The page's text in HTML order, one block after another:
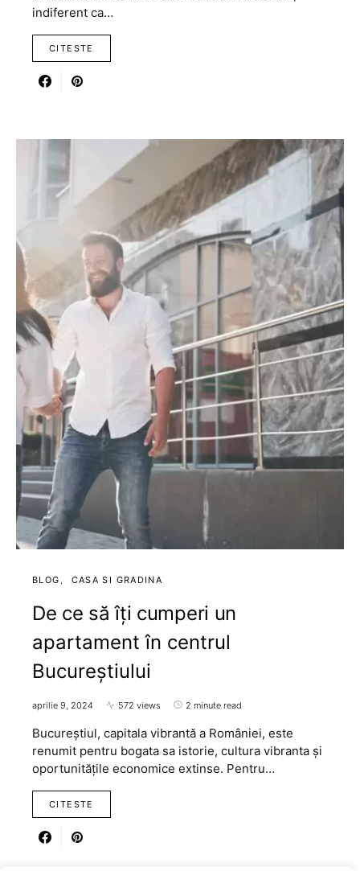
indiferent ca…
CITESTE
BLOG CASA SI GRADINA
De ce să îți cumperi un
apartament în centrul
Bucureștiului
aprilie 9, 2024 572 views 2 minute read
Bucureștiul, capitala vibrantă a României, este
renumit pentru bogata sa istorie, cultura vibranta și
oportunitățile economice extinse. Pentru…
CITESTE